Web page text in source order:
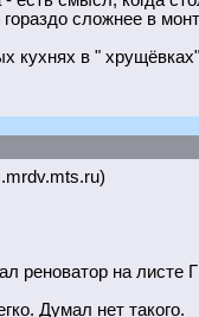
сложнее в
кухнях в "
реноватор на листе
Думал нет такого.